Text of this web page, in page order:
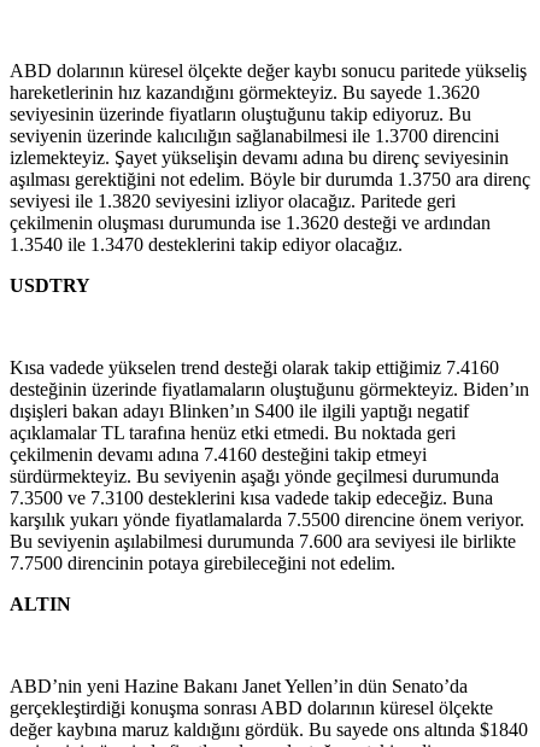
ABD dolarının küresel ölçekte değer kaybı sonucu paritede yükseliş
hareketlerinin hız kazandığını görmekteyiz. Bu sayede 1.3620
seviyesinin üzerinde fiyatların oluştuğunu takip ediyoruz. Bu
seviyenin üzerinde kalıcılığın sağlanabilmesi ile 1.3700 direncini
izlemekteyiz. Şayet yükselişin devamı adına bu direnç seviyesinin
aşılması gerektiğini not edelim. Böyle bir durumda 1.3750 ara direnç
seviyesi ile 1.3820 seviyesini izliyor olacağız. Paritede geri
çekilmenin oluşması durumunda ise 1.3620 desteği ve ardından
1.3540 ile 1.3470 desteklerini takip ediyor olacağız.
USDTRY
Kısa vadede yükselen trend desteği olarak takip ettiğimiz 7.4160
desteğinin üzerinde fiyatlamaların oluştuğunu görmekteyiz. Biden’ın
dışişleri bakan adayı Blinken’ın S400 ile ilgili yaptığı negatif
açıklamalar TL tarafına henüz etki etmedi. Bu noktada geri
çekilmenin devamı adına 7.4160 desteğini takip etmeyi
sürdürmekteyiz. Bu seviyenin aşağı yönde geçilmesi durumunda
7.3500 ve 7.3100 desteklerini kısa vadede takip edeceğiz. Buna
karşılık yukarı yönde fiyatlamalarda 7.5500 direncine önem veriyor.
Bu seviyenin aşılabilmesi durumunda 7.600 ara seviyesi ile birlikte
7.7500 direncinin potaya girebileceğini not edelim.
ALTIN
ABD’nin yeni Hazine Bakanı Janet Yellen’in dün Senato’da
gerçekleştirdiği konuşma sonrası ABD dolarının küresel ölçekte
değer kaybına maruz kaldığını gördük. Bu sayede ons altında $1840